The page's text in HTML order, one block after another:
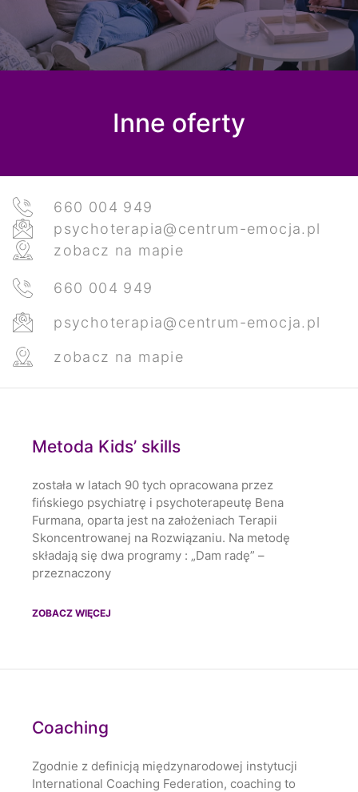
Inne oferty
660 004 949
psychoterapia@centrum-emocja.pl
zobacz na mapie
660 004 949
psychoterapia@centrum-emocja.pl
zobacz na mapie
Metoda Kids’ skills
została w latach 90 tych opracowana przez
fińskiego psychiatrę i psychoterapeutę Bena
Furmana, oparta jest na założeniach Terapii
Skoncentrowanej na Rozwiązaniu. Na metodę
składają się dwa programy : „Dam radę” –
przeznaczony
ZOBACZ WIĘCEJ
Coaching
Zgodnie z definicją międzynarodowej instytucji
International Coaching Federation, coaching to